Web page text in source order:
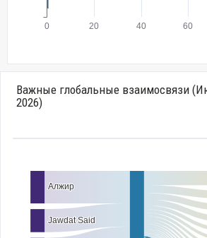
Важные глобальные взаимосвязи
2026)